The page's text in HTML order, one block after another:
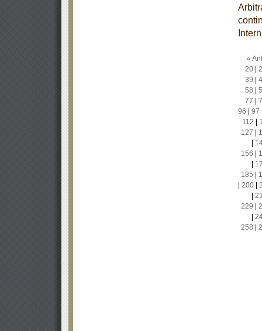
«
20|
39
58
77
96
97
112
127
156
185
200|
229
258